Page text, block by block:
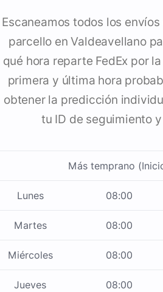
Escaneamos todos los
parcello en Valdeavellano
qué hora reparte FedEx por
primera y última hora
obtener la predicción
tu ID de seguimiento
Más temprano
Lunes 08:00
Martes 08:00
Miércoles 08:00
Jueves 08:00